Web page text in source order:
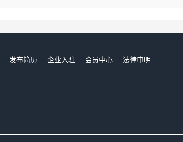
发布简历 企业入驻 会员中心
法律申明